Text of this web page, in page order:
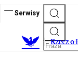
Serwisy
Rzecz o